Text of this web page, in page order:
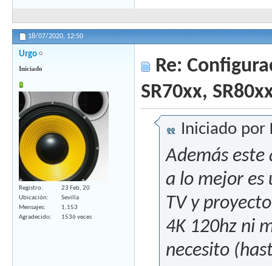
18/07/2020, 12:50
Urgo
Iniciado
Registro
23 Feb, 20
Ubicación
Sevilla
Mensajes
1,153
Agradecido
1536 veces
Re:
SR70xx,
Iniciado por
Además este
a lo mejor es
TV y
4K 120hz ni
necesito